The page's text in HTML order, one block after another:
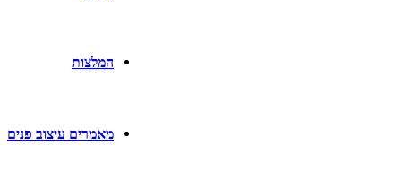
המלצות
מאמרים עיצוב פנים